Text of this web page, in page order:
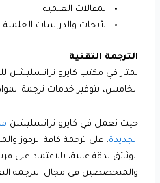
المقالات العلمية.
الأبحاث والدراسات العلمية.
الترجمة التقنية
نمتاز في مكتب كايرو ترانسليشن
الخامس، بتوفير خدمات ترجمة
حيث نعمل في كايرو ترانسليشن
الجديدة، على ترجمة كافة الرموز
الوثائق بدقة عالية، بالاعتماد على
والمتخصصين في مجال الترجمة